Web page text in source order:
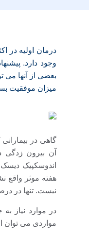
درمان اولیه در
وجود دارد.
بعضی از آنها می
میزان موفقیت
گاهی در
آن بیرون
هفته موثر واقع
نیست. تنها در
در موارد نیاز
مواردی می توان